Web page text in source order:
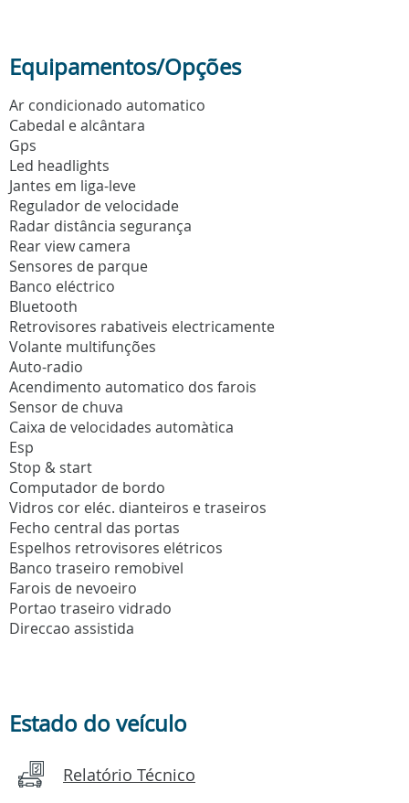
Equipamentos/Opções
Ar condicionado automatico
Cabedal e alcântara
Gps
Led headlights
Jantes em liga-leve
Regulador de velocidade
Radar distância segurança
Rear view camera
Sensores de parque
Banco eléctrico
Bluetooth
Retrovisores rabativeis electricamente
Volante multifunções
Auto-radio
Acendimento automatico dos farois
Sensor de chuva
Caixa de velocidades automàtica
Esp
Stop & start
Computador de bordo
Vidros cor eléc. dianteiros e traseiros
Fecho central das portas
Espelhos retrovisores elétricos
Banco traseiro remobivel
Farois de nevoeiro
Portao traseiro vidrado
Direccao assistida
Estado do veículo
Relatório Técnico